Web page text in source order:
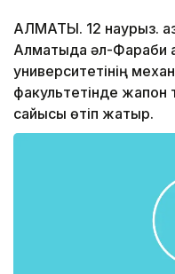
АЛМАТЫ. 12 наурыз.
Алматыда әл-Фараби
университетінің
факультетінде жапон
сайысы өтіп жатыр.